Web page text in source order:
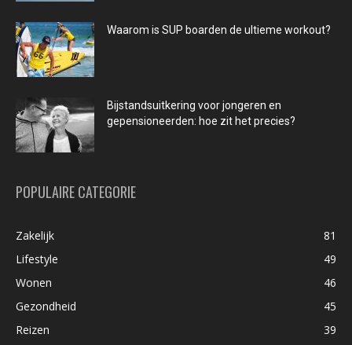
Waarom is SUP boarden de ultieme workout?
Bijstandsuitkering voor jongeren en
gepensioneerden: hoe zit het precies?
POPULAIRE CATEGORIE
Zakelijk
81
Lifestyle
49
Wonen
46
Gezondheid
45
Reizen
39